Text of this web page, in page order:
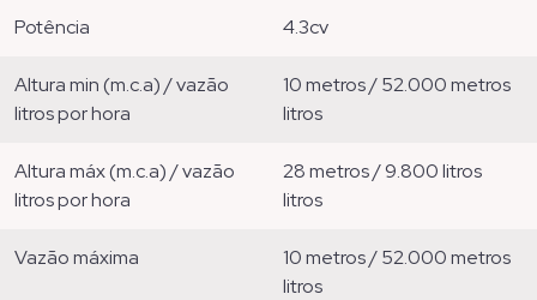
potência 4.3cv
altura min (m.c.a) / vazão
litros por hora
10 metros / 52.000 metros
litros
altura máx (m.c.a) / vazão
litros por hora
28 metros / 9.800 litros
litros
vazão máxima
10 metros / 52.000 metros
litros